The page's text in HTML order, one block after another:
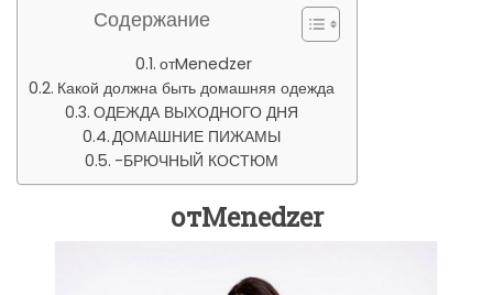
Содержание
отMenedzer
Какой должна быть домашняя одежда
ОДЕЖДА ВЫХОДНОГО ДНЯ
ДОМАШНИЕ ПИЖАМЫ
-БРЮЧНЫЙ КОСТЮМ
отMenedzer